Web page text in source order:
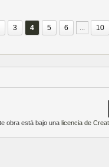
3 4 5 6 ... 10
obra está bajo unalicencia de